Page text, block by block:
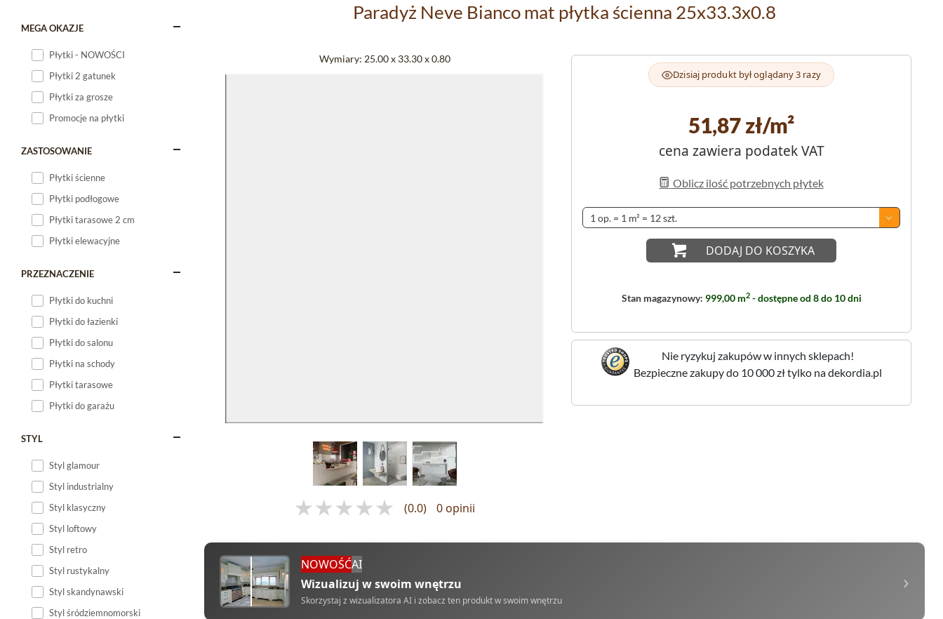
MEGA OKAZJE
Płytki - NOWOŚCI
Płytki 2 gatunek
Płytki za grosze
Promocje na płytki
ZASTOSOWANIE
Płytki ścienne
Płytki podłogowe
Płytki tarasowe 2 cm
Płytki elewacyjne
PRZEZNACZENIE
Płytki do kuchni
Płytki do łazienki
Płytki do salonu
Płytki na schody
Płytki tarasowe
Płytki do garażu
STYL
Styl glamour
Styl industrialny
Styl klasyczny
Styl loftowy
Styl retro
Styl rustykalny
Styl skandynawski
Styl śródziemnomorski
Paradyż Neve Bianco mat płytka ścienna 25x33.3x0.8
Wymiary: 25.00 x 33.30 x 0.80
(0.0) 0 opinii
Dzisiaj produkt był oglądany 3 razy
51,87zł/m²
cena zawiera podatek VAT
Oblicz ilość potrzebnych płytek
DODAJ DO KOSZYKA
Stan magazynowy: 999,00 m2- dostępne od 8 do 10 dni
Nie ryzykuj zakupów w innych sklepach!
Bezpieczne zakupy do 10 000 zł tylko na dekordia.pl
NOWOŚĆAI
Wizualizuj w swoim wnętrzu
Skorzystaj z wizualizatora AI i zobacz ten produkt w swoim wnętrzu
›